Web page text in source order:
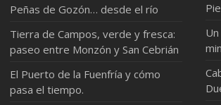
Peñas de Gozón… desde el río
Tierra de Campos, verde y fresca:
paseo entre Monzón y San Cebrián
El Puerto de la Fuenfría y cómo
pasa el tiempo.